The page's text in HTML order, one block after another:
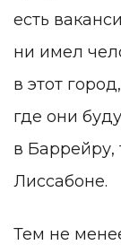
есть
ни имел
в этот
где они
в
Лиссабоне.
Тем не